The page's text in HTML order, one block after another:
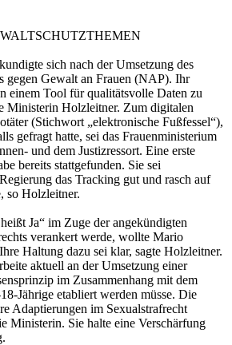
sich nach der Umsetzung des
gegen Gewalt an Frauen (NAP). Ihr
einem Tool für qualitätsvolle Daten zu
Ministerin Holzleitner. Zum digitalen
(Stichwort „elektronische Fußfessel“),
gefragt hatte, sei das Frauenministerium
und dem Justizressort. Eine erste
bereits stattgefunden. Sie sei
das Tracking gut und rasch auf
so Holzleitner.
Ja“ im Zuge der angekündigten
verankert werde, wollte Mario
Haltung dazu sei klar, sagte Holzleitner.
aktuell an der Umsetzung einer
im Zusammenhang mit dem
Jährige etabliert werden müsse. Die
Adaptierungen im Sexualstrafrecht
Ministerin. Sie halte eine Verschärfung